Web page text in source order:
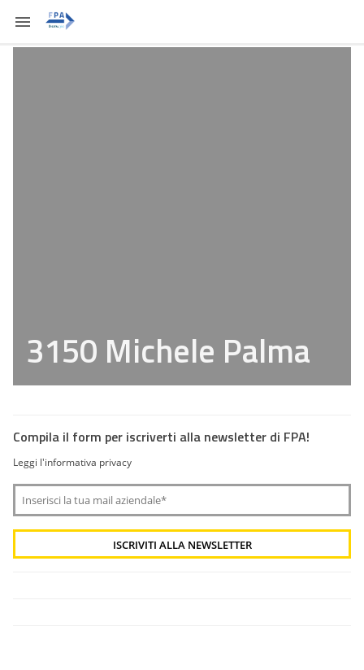
3150 Michele Palma
Compila il form per iscriverti alla newsletter di FPA!
Leggi l'informativa privacy